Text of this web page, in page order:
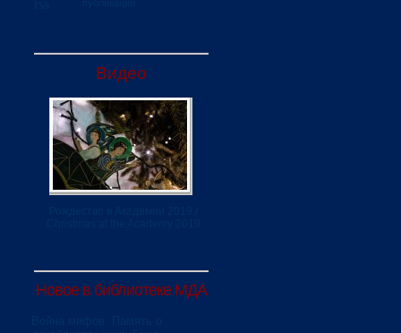
Видео
Новое в библиотеке МДА